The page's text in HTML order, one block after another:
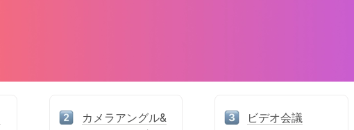
カメラアングル&
ビデオ会議